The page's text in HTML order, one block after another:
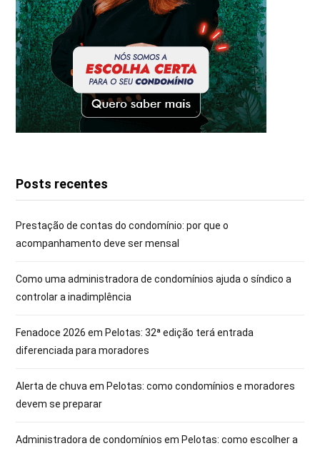
Posts recentes
Prestação de contas do condomínio: por que o
acompanhamento deve ser mensal
Como uma administradora de condomínios ajuda o síndico a
controlar a inadimplência
Fenadoce 2026 em Pelotas: 32ª edição terá entrada
diferenciada para moradores
Alerta de chuva em Pelotas: como condomínios e moradores
devem se preparar
Administradora de condomínios em Pelotas: como escolher a